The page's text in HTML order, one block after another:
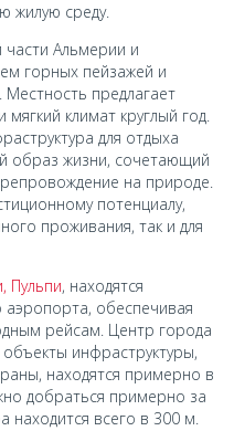
жилую среду.
Альмерии и
горных пейзажей и
предлагает
климат круглый год.
для отдыха
образ жизни, сочетающий
на природе.
потенциалу,
проживания, так и для
Пульпи, находятся
обеспечивая
рейсам. Центр города
инфраструктуры,
находятся примерно в
добраться примерно за
находится всего в 300 м.